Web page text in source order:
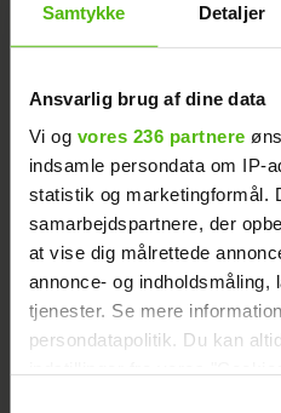
Samtykke Detaljer
Ansvarlig brug af dine data
Vi og vores 236 partnere
indsamle persondata om IP-
statistik og marketingformål.
samarbejdspartnere, der
at vise dig målrettede
annonce- og indholdsmåling,
tjenester. Se mere
persondatapolitik. Du kan
halsudskæringen, er en af
øje med @atelier_kamilla_rosado
"Siden da har jeg lavet
unikke t-shirts med
Det er et virkelig
ved, at min t-shirt gør
der køber den og